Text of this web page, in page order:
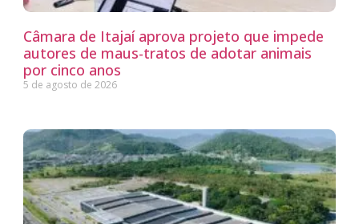
Câmara de Itajaí aprova projeto que impede
autores de maus-tratos de adotar animais
por cinco anos
5 de agosto de 2026